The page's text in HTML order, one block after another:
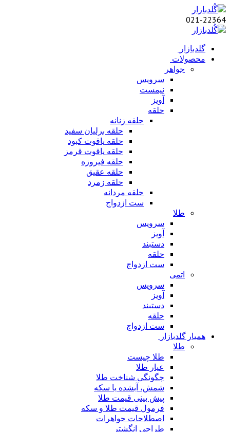
021-22364
گلدبازار
محصولات
جواهر
سرویس
نیمست
آویز
حلقه
حلقه زنانه
حلقه برلیان سفید
حلقه یاقوت کبود
حلقه یاقوت قرمز
حلقه فیروزه
حلقه عقیق
حلقه زمرد
حلقه مردانه
ست ازدواج
طلا
سرویس
آویز
دستبند
حلقه
ست ازدواج
اتمی
سرویس
آویز
دستبند
حلقه
ست ازدواج
همیار گلدبازار
طلا
طلا چیست
عیار طلا
چگونگی شناخت طلا
شمش، آبشده یا سکه
پیش بینی قیمت طلا
فرمول قیمت طلا و سکه
اصطلاحات جواهرات
طراحی انگشتر